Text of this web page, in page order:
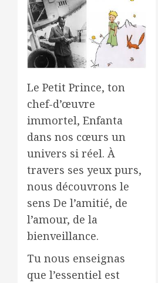
Le Petit Prince, ton
chef-d’œuvre
immortel, Enfanta
dans nos cœurs un
univers si réel. À
travers ses yeux purs,
nous découvrons le
sens De l’amitié, de
l’amour, de la
bienveillance.
Tu nous enseignas
que l’essentiel est